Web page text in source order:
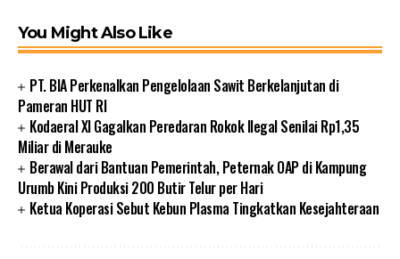
You Might Also Like
PT. BIA Perkenalkan Pengelolaan Sawit Berkelanjutan di
Pameran HUT RI
Kodaeral XI Gagalkan Peredaran Rokok Ilegal Senilai Rp1,35
Miliar di Merauke
Berawal dari Bantuan Pemerintah, Peternak OAP di Kampung
Urumb Kini Produksi 200 Butir Telur per Hari
Ketua Koperasi Sebut Kebun Plasma Tingkatkan Kesejahteraan